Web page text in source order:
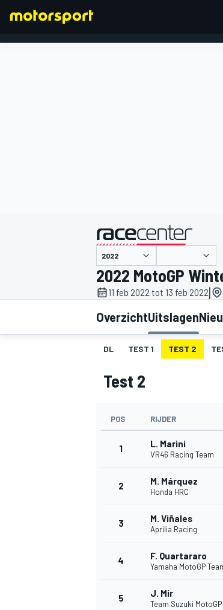
2022 MotoGP
11 feb 2022 tot 13 feb 2022|
OverzichtUitslagen
DL TEST 1 TEST 2
Test 2
POS RIJDER
1 L. Marini
VR46 Racing Team
2 M. Márquez
Honda HRC
3 M. Viñales
Aprilia Racing
4 F. Quartararo
Yamaha MotoGP
5 J. Mir
Team Suzuki MotoGP